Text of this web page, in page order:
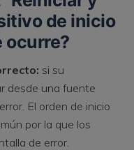
de inicio
ocurre?
si su
desde una fuente
El orden de inicio
por la que los
de error.